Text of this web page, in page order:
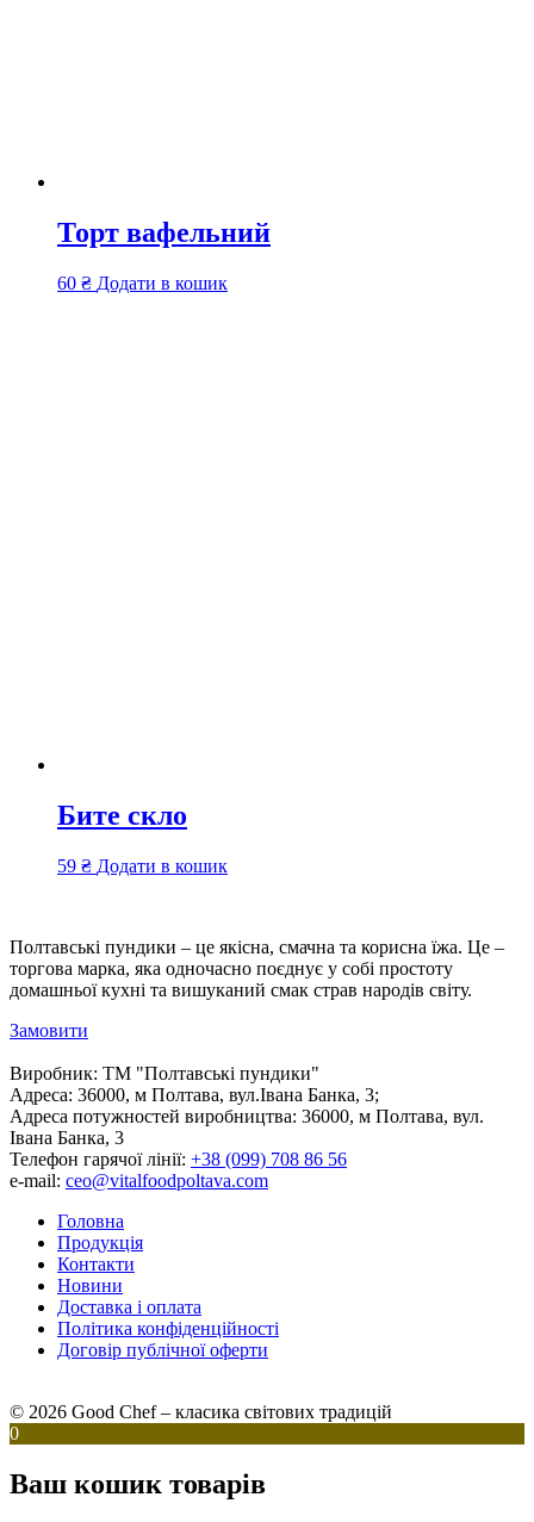
Торт вафельний
60 ₴ Додати в кошик
Бите скло
59 ₴ Додати в кошик
Полтавські пундики – це якісна, смачна та корисна їжа. Це –
торгова марка, яка одночасно поєднує у собі простоту
домашньої кухні та вишуканий смак страв народів світу.
Замовити
Виробник: ТМ "Полтавські пундики"
Адреса: 36000, м Полтава, вул.Івана Банка, 3;
Адреса потужностей виробництва: 36000, м Полтава, вул.
Івана Банка, 3
Телефон гарячої лінії: +38 (099) 708 86 56
e-mail: ceo@vitalfoodpoltava.com
Головна
Продукція
Контакти
Новини
Доставка і оплата
Політика конфіденційності
Договір публічної оферти
© 2026 Good Chef – класика світових традицій
0
Ваш кошик товарів